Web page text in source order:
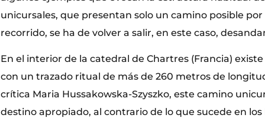
unicursales, que presentan solo un camino posible por
recorrido, se ha de volver a salir, en este caso,
En el interior de la catedral de Chartres (Francia)
con un trazado ritual de más de 260 metros de
crítica Maria Hussakowska-Szyszko, este camino
destino apropiado, al contrario de lo que sucede en